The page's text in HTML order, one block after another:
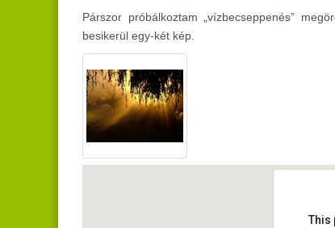
Párszor próbálkoztam „vízbecseppenés”
besikerül egy-két kép.
This